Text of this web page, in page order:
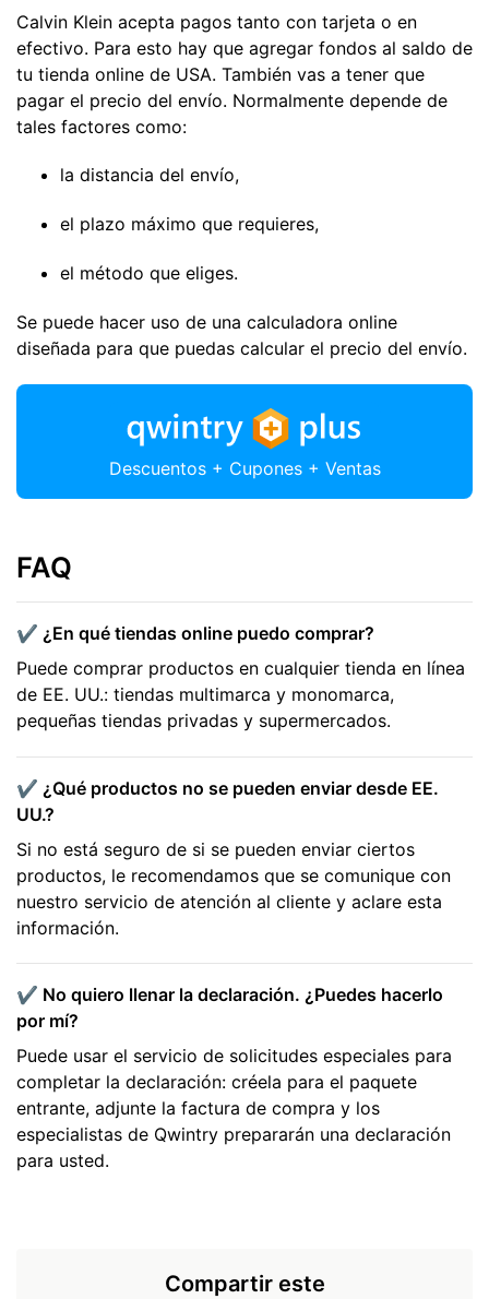
Calvin Klein acepta pagos tanto con tarjeta o en
efectivo. Para esto hay que agregar fondos al saldo de
tu tienda online de USA. También vas a tener que
pagar el precio del envío. Normalmente depende de
tales factores como:
la distancia del envío,
el plazo máximo que requieres,
el método que eliges.
Se puede hacer uso de una calculadora online
diseñada para que puedas calcular el precio del envío.
Descuentos + Cupones + Ventas
FAQ
✔️ ¿En qué tiendas online puedo comprar?
Puede comprar productos en cualquier tienda en línea
de EE. UU.: tiendas multimarca y monomarca,
pequeñas tiendas privadas y supermercados.
✔️ ¿Qué productos no se pueden enviar desde EE.
UU.?
Si no está seguro de si se pueden enviar ciertos
productos, le recomendamos que se comunique con
nuestro servicio de atención al cliente y aclare esta
información.
✔️ No quiero llenar la declaración. ¿Puedes hacerlo
por mí?
Puede usar el servicio de solicitudes especiales para
completar la declaración: créela para el paquete
entrante, adjunte la factura de compra y los
especialistas de Qwintry prepararán una declaración
para usted.
Compartir este